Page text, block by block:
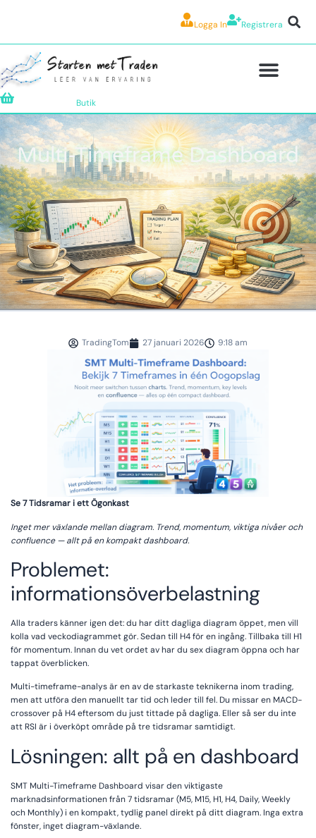
Logga In Registrera
Butik
Multi-Timeframe Dashboard
TradingTom 27 januari 2026 9:18 am
Se 7 Tidsramar i ett Ögonkast
Inget mer växlande mellan diagram. Trend, momentum, viktiga nivåer och
confluence — allt på en kompakt dashboard.
Problemet:
informationsöverbelastning
Alla traders känner igen det: du har ditt dagliga diagram öppet, men vill
kolla vad veckodiagrammet gör. Sedan till H4 för en ingång. Tillbaka till H1
för momentum. Innan du vet ordet av har du sex diagram öppna och har
tappat överblicken.
Multi-timeframe-analys är en av de starkaste teknikerna inom trading,
men att utföra den manuellt tar tid och leder till fel. Du missar en MACD-
crossover på H4 eftersom du just tittade på dagliga. Eller så ser du inte
att RSI är i överköpt område på tre tidsramar samtidigt.
Lösningen: allt på en dashboard
SMT Multi-Timeframe Dashboard visar den viktigaste
marknadsinformationen från 7 tidsramar (M5, M15, H1, H4, Daily, Weekly
och Monthly) i en kompakt, tydlig panel direkt på ditt diagram. Inga extra
fönster, inget diagram-växlande.